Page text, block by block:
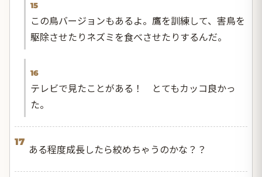
15
この鳥バージョンもあるよ。鷹を訓練して、害鳥を
駆除させたりネズミを食べさせたりするんだ。
16
テレビで見たことがある！ とてもカッコ良かっ
た。
17
ある程度成長したら絞めちゃうのかな？？